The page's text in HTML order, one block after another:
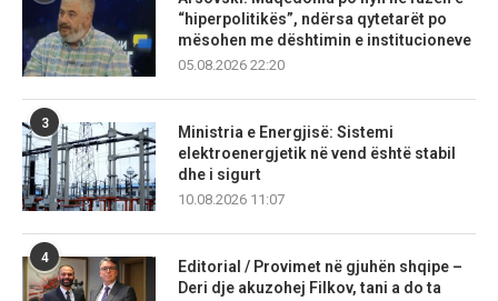
“hiperpolitikës”, ndërsa qytetarët po
mësohen me dështimin e institucioneve
05.08.2026 22:20
3
Ministria e Energjisë: Sistemi
elektroenergjetik në vend është stabil
dhe i sigurt
10.08.2026 11:07
4
Editorial / Provimet në gjuhën shqipe –
Deri dje akuzohej Filkov, tani a do ta